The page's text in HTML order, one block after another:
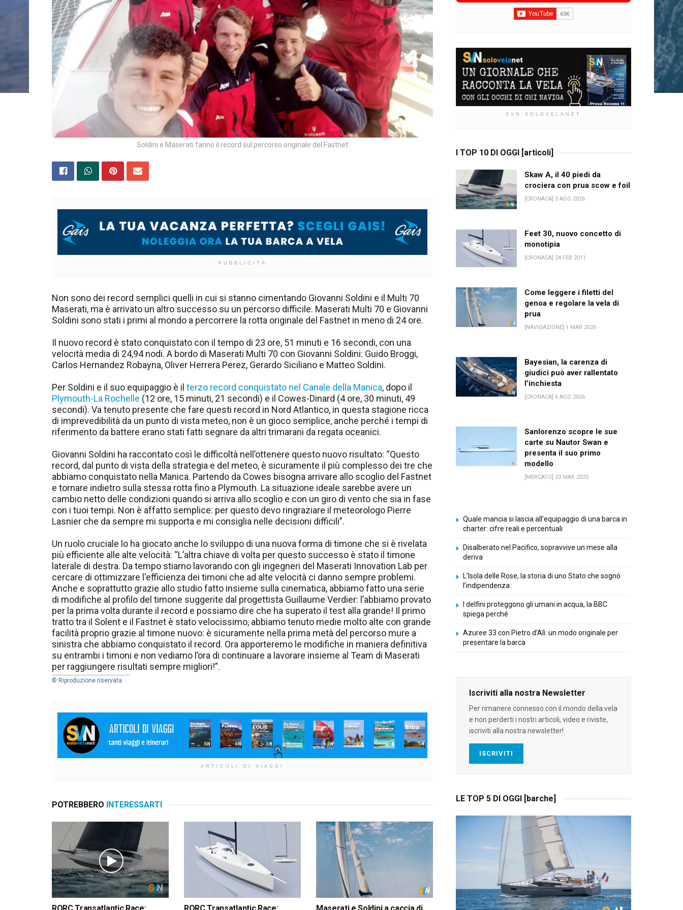
Soldini e Maserati fanno il record sul percorso originale del Fastnet
PUBBLICITÀ
Non sono dei record semplici quelli in cui si stanno cimentando Giovanni Soldini e il Multi 70
Maserati, ma è arrivato un altro successo su un percorso difficile. Maserati Multi 70 e Giovanni
Soldini sono stati i primi al mondo a percorrere la rotta originale del Fastnet in meno di 24 ore.
Il nuovo record è stato conquistato con il tempo di 23 ore, 51 minuti e 16 secondi, con una
velocità media di 24,94 nodi. A bordo di Maserati Multi 70 con Giovanni Soldini: Guido Broggi,
Carlos Hernandez Robayna, Oliver Herrera Perez, Gerardo Siciliano e Matteo Soldini.
Per Soldini e il suo equipaggio è il terzo record conquistato nel Canale della Manica, dopo il
Plymouth-La Rochelle (12 ore, 15 minuti, 21 secondi) e il Cowes-Dinard (4 ore, 30 minuti, 49
secondi). Va tenuto presente che fare questi record in Nord Atlantico, in questa stagione ricca
di imprevedibilità da un punto di vista meteo, non è un gioco semplice, anche perché i tempi di
riferimento da battere erano stati fatti segnare da altri trimarani da regata oceanici.
Giovanni Soldini ha raccontato così le difficoltà nell’ottenere questo nuovo risultato: “Questo
record, dal punto di vista della strategia e del meteo, è sicuramente il più complesso dei tre che
abbiamo conquistato nella Manica. Partendo da Cowes bisogna arrivare allo scoglio del Fastnet
e tornare indietro sulla stessa rotta fino a Plymouth. La situazione ideale sarebbe avere un
cambio netto delle condizioni quando si arriva allo scoglio e con un giro di vento che sia in fase
con i tuoi tempi. Non è affatto semplice: per questo devo ringraziare il meteorologo Pierre
Lasnier che da sempre mi supporta e mi consiglia nelle decisioni difficili”.
Un ruolo cruciale lo ha giocato anche lo sviluppo di una nuova forma di timone che si è rivelata
più efficiente alle alte velocità: “L’altra chiave di volta per questo successo è stato il timone
laterale di destra. Da tempo stiamo lavorando con gli ingegneri del Maserati Innovation Lab per
cercare di ottimizzare l'efficienza dei timoni che ad alte velocità ci danno sempre problemi.
Anche e soprattutto grazie allo studio fatto insieme sulla cinematica, abbiamo fatto una serie
di modifiche al profilo del timone suggerite dal progettista Guillaume Verdier: l’abbiamo provato
per la prima volta durante il record e possiamo dire che ha superato il test alla grande! Il primo
tratto tra il Solent e il Fastnet è stato velocissimo, abbiamo tenuto medie molto alte con grande
facilità proprio grazie al timone nuovo: è sicuramente nella prima metà del percorso mure a
sinistra che abbiamo conquistato il record. Ora apporteremo le modifiche in maniera definitiva
su entrambi i timoni e non vediamo l’ora di continuare a lavorare insieme al Team di Maserati
per raggiungere risultati sempre migliori!”.
© Riproduzione riservata
ARTICOLI DI VIAGGI
POTREBBERO INTERESSARTI
RORC Transatlantic Race: RORC Transatlantic Race: Maserati e Soldini a caccia di
SVN SOLOVELANET
I TOP 10 DI OGGI [articoli]
Skaw A, il 40 piedi da
crociera con prua scow e foil
[CRONACA] 5 AGO 2026
Feet 30, nuovo concetto di
monotipia
[CRONACA] 24 FEB 2011
Come leggere i filetti del
genoa e regolare la vela di
prua
[NAVIGAZIONE] 1 MAR 2026
Bayesian, la carenza di
giudici può aver rallentato
l’inchiesta
[CRONACA] 6 AGO 2026
Sanlorenzo scopre le sue
carte su Nautor Swan e
presenta il suo primo
modello
[MERCATO] 23 MAR 2025
Quale mancia si lascia all’equipaggio di una barca in
charter: cifre reali e percentuali
Disalberato nel Pacifico, sopravvive un mese alla
deriva
L’Isola delle Rose, la storia di uno Stato che sognò
l’indipendenza
I delfini proteggono gli umani in acqua, la BBC
spiega perché
Azuree 33 con Pietro d’Alì: un modo originale per
presentare la barca
Iscriviti alla nostra Newsletter
Per rimanere connesso con il mondo della vela
e non perderti i nostri articoli, video e riviste,
iscriviti alla nostra newsletter!
ISCRIVITI
LE TOP 5 DI OGGI [barche]